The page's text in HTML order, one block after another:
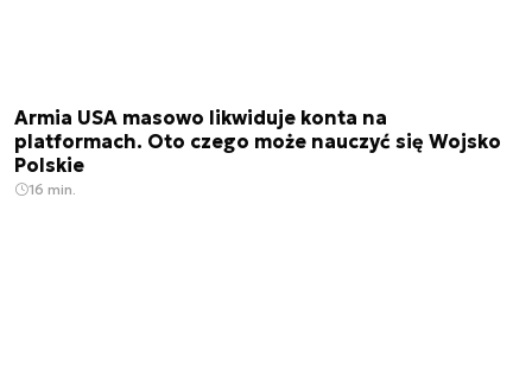
Armia USA masowo likwiduje konta na
platformach. Oto czego może nauczyć się Wojsko
Polskie
16 min.